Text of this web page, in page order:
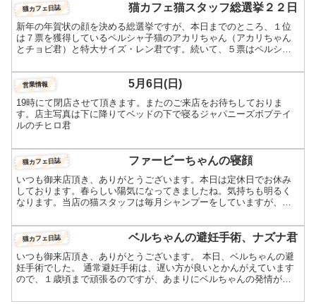
猫カフェ日誌 猫カフェ猫スタッフ総選挙２２日
新年の年賀状の顔を決める総選挙ですが、本日までのところ、１位
は７票を獲得しているペルシャ子猫のアカリちゃん（アカリちゃん
とチョビ君）と特大サイズ・レン君です。続いて、５票はペルシャ
ち...
営業情報 5月6日(日)
19時にて閉店させて頂きます。またのご来店をお待ちしておりま
す。店主写真は下に降りてベッドの下で寝るジャパニーズボブテイ
ルのチヒロ君
猫カフェ日誌 ファービーちゃんの寝顔
いつも御来店頂き、ありがとうございます。本日は定休日でお休み
しております。春らしい陽気になってきましたね。気持ちも明るく
なります。当店の猫スタッフは毎月シャンプーをしていますが、今
し...
猫カフェ日誌 ベルちゃんの避妊手術、ナズナ君
いつも御来店頂き、ありがとうございます。 本日、ベルちゃんの避
妊手術でした。 通常避妊手術は、遅い方が良いとかんがえています
ので、１歳頃まで頑張るのですが、あまりにベルちゃんの発情がき